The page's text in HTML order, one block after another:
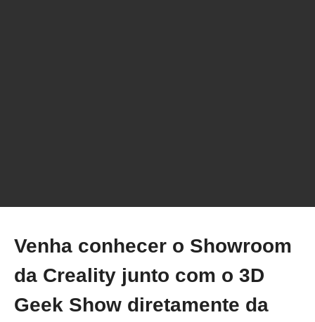
Venha conhecer o Showroom
da Creality junto com o 3D
Geek Show diretamente da